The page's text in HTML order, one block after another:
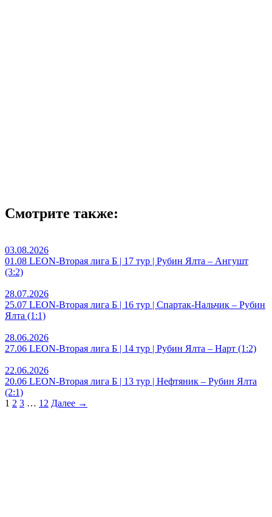
Смотрите также:
03.08.2026
01.08 LEON-Вторая лига Б | 17 тур | Рубин Ялта – Ангушт
(3:2)
28.07.2026
25.07 LEON-Вторая лига Б | 16 тур | Спартак-Нальчик – Рубин
Ялта (1:1)
28.06.2026
27.06 LEON-Вторая лига Б | 14 тур | Рубин Ялта – Нарт (1:2)
22.06.2026
20.06 LEON-Вторая лига Б | 13 тур | Нефтяник – Рубин Ялта
(2:1)
1 2 3 … 12 Далее →